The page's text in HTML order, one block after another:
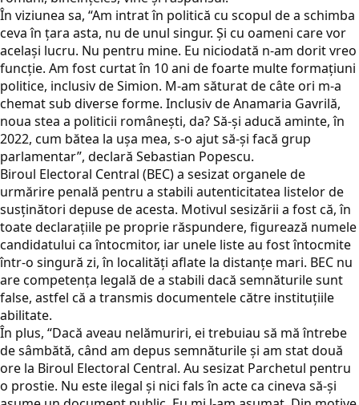
În viziunea sa, “Am intrat în politică cu scopul de a schimba
ceva în țara asta, nu de unul singur. Şi cu oameni care vor
același lucru. Nu pentru mine. Eu niciodată n-am dorit vreo
funcție. Am fost curtat în 10 ani de foarte multe formațiuni
politice, inclusiv de Simion. M-am săturat de câte ori m-a
chemat sub diverse forme. Inclusiv de Anamaria Gavrilă,
noua stea a politicii româneşti, da? Să-și aducă aminte, în
2022, cum bătea la ușa mea, s-o ajut să-şi facă grup
parlamentar”, declară Sebastian Popescu.
Biroul Electoral Central (BEC) a sesizat organele de
urmărire penală pentru a stabili autenticitatea listelor de
susținători depuse de acesta. Motivul sesizării a fost că, în
toate declarațiile pe proprie răspundere, figurează numele
candidatului ca întocmitor, iar unele liste au fost întocmite
într-o singură zi, în localități aflate la distanțe mari. BEC nu
are competența legală de a stabili dacă semnăturile sunt
false, astfel că a transmis documentele către instituțiile
abilitate.
În plus, “Dacă aveau nelămuriri, ei trebuiau să mă întrebe
de sâmbătă, când am depus semnăturile și am stat două
ore la Biroul Electoral Central. Au sesizat Parchetul pentru
o prostie. Nu este ilegal și nici fals în acte ca cineva să-și